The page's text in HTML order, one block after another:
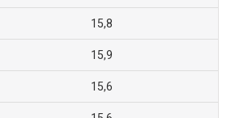
15,8
15,9
15,6